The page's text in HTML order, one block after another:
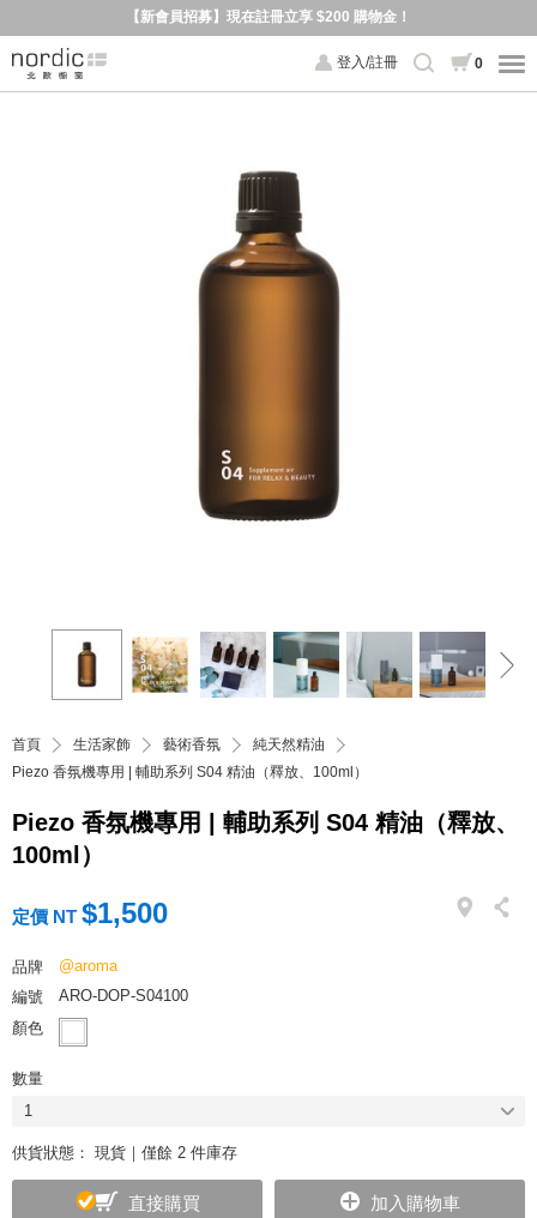
【新會員招募】現在註冊立享 $200 購物金！
登入/註冊 0
首頁 生活家飾 藝術香氛
純天然精油
Piezo 香氛機專用 | 輔助系列 S04 精油（釋放、100ml）
Piezo 香氛機專用 | 輔助系列 S04 精油（釋放、
100ml）
定價 NT $1,500
品牌
@aroma
編號
ARO-DOP-S04100
顏色
數量
1
供貨狀態： 現貨｜僅餘 2 件庫存
直接購買 加入購物車